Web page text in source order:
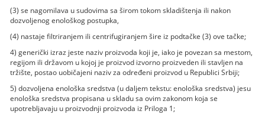
(3) se nagomilava u sudovima sa širom tokom skladištenja ili nakon
dozvoljenog enološkog postupka,
(4) nastaje filtriranjem ili centrifugiranjem šire iz podtačke (3) ove tačke;
4) generički izraz jeste naziv proizvoda koji je, iako je povezan sa mestom,
regijom ili državom u kojoj je proizvod izvorno proizveden ili stavljen na
tržište, postao uobičajeni naziv za određeni proizvod u Republici Srbiji;
5) dozvoljena enološka sredstva (u daljem tekstu: enološka sredstva) jesu
enološka sredstva propisana u skladu sa ovim zakonom koja se
upotrebljavaju u proizvodnji proizvoda iz Priloga 1;